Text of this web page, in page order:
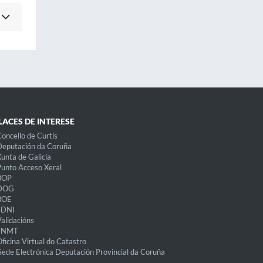
DE INTERESE
de Curtis
da Coruña
de Galicia
Acceso Xeral
Virtual do Catastro
Electrónica Deputación Provincial da Coruña